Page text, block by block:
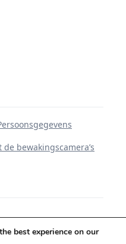
bewakingscamera’s
best experience on our